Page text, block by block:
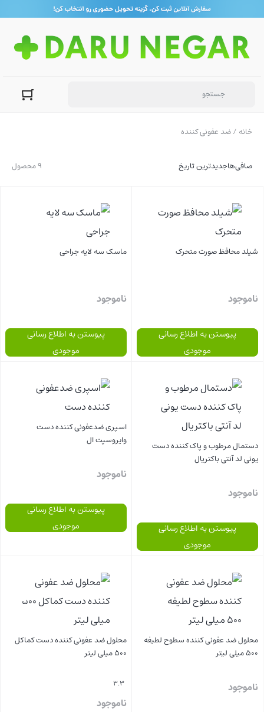
خانه / ضد عفونی کننده
9 محصول صافی‌هاجدیدترین تاریخ
شیلد محافظ صورت متحرک
ناموجود
پیوستن به اطلاع رسانی
موجودی
ماسک سه لایه جراحی
ناموجود
پیوستن به اطلاع رسانی
موجودی
دستمال مرطوب و پاک کننده دست
یونی لد آنتی باکتریال
ناموجود
پیوستن به اطلاع رسانی
موجودی
اسپری ضدعفونی کننده دست
وایروسپت ال
ناموجود
پیوستن به اطلاع رسانی
موجودی
محلول ضد عفونی کننده سطوح لطیفه
500 میلی لیتر
ناموجود
محلول ضد عفونی کننده دست کماکل
500 میلی لیتر
3.3
ناموجود